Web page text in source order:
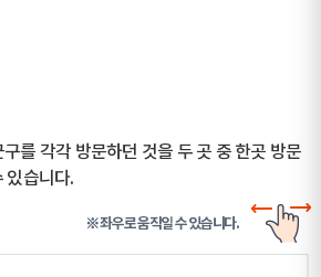
를 각각 방문하던 것을 두 곳 중 한곳 방문
있습니다.
※ 좌우로 움직일 수 있습니다.